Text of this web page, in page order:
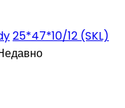
25*47*10/12 (SKL)